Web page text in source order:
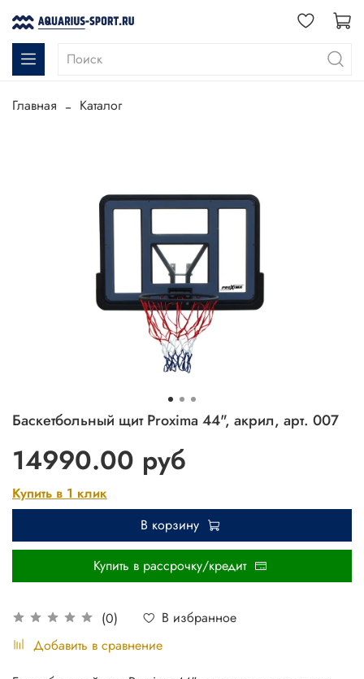
Главная Каталог
Баскетбольный щит Proxima 44", акрил, арт. 007
(0)
В избранное
Добавить в сравнение
14990.00 руб
Купить в 1 клик
В корзину
Купить в рассрочку/кредит